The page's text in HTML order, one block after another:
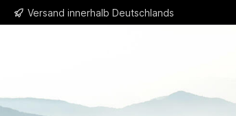
Zur Hauptnavigation springen
Versand innerhalb Deutschlands